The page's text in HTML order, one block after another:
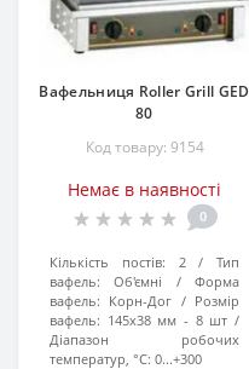
Вафельниця Roller Grill GED
80
Код товару: 9154
Немає в наявності
0
Кількість постів: 2
Тип
вафель:
Об'ємні
Форма
вафель: Корн-Дог
Розмір
вафель: 145x38 мм - 8 шт
Діапазон робочих
температур, °C: 0...+300